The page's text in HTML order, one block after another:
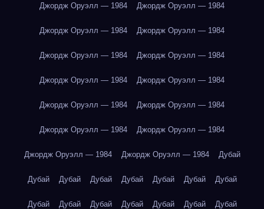
Джордж Оруэлл — 1984 Джордж Оруэлл — 1984
Джордж Оруэлл — 1984 Джордж Оруэлл — 1984
Джордж Оруэлл — 1984 Джордж Оруэлл — 1984
Джордж Оруэлл — 1984 Джордж Оруэлл — 1984
Джордж Оруэлл — 1984 Джордж Оруэлл — 1984
Джордж Оруэлл — 1984 Джордж Оруэлл — 1984
Джордж Оруэлл — 1984 Джордж Оруэлл — 1984 Дубай
Дубай Дубай Дубай Дубай Дубай Дубай Дубай
Дубай Дубай Дубай Дубай Дубай Дубай Дубай